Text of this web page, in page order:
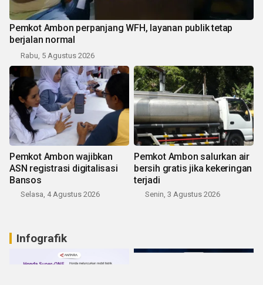
Pemkot Ambon perpanjang WFH, layanan publik tetap
berjalan normal
Rabu, 5 Agustus 2026
Pemkot Ambon wajibkan
ASN registrasi digitalisasi
Bansos
Selasa, 4 Agustus 2026
Pemkot Ambon salurkan air
bersih gratis jika kekeringan
terjadi
Senin, 3 Agustus 2026
Infografik